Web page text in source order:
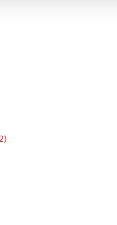
pessoais serão realizadas
similares pode ter impacto